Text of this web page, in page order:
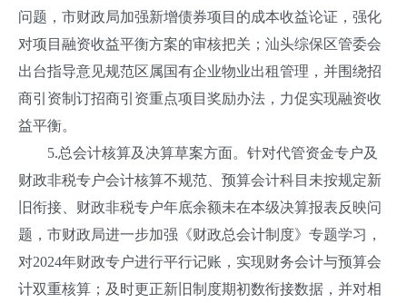
问题，市财政局加强新增债券项目的成本收益论证，强化
对项目融资收益平衡方案的审核把关；汕头综保区管委会
出台指导意见规范区属国有企业物业出租管理，并围绕招
商引资制订招商引资重点项目奖励办法，力促实现融资收
益平衡。
5.总会计核算及决算草案方面。针对代管资金专户及
财政非税专户会计核算不规范、预算会计科目未按规定新
旧衔接、财政非税专户年底余额未在本级决算报表反映问
题，市财政局进一步加强《财政总会计制度》专题学习，
对2024年财政专户进行平行记账，实现财务会计与预算会
计双重核算；及时更正新旧制度期初数衔接数据，并对相